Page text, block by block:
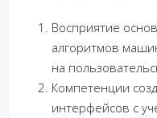
Восприятие
алгоритмов
на
Компетенции
интерфейсов с